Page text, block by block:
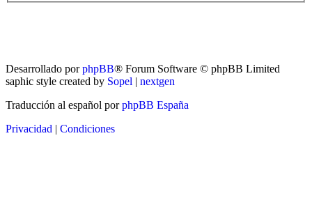
Desarrollado porphpBB® Forum Software © phpBB Limited
saphic style created by Sopel | nextgen
Traducción al español porphpBB España
Privacidad | Condiciones